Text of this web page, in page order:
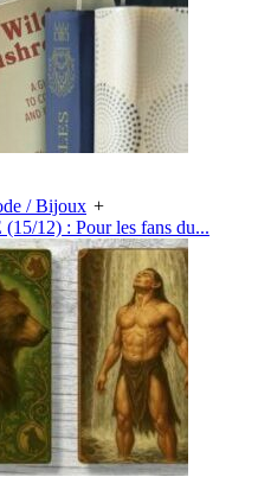
/ Bijoux +
12) : Pour les fans du...